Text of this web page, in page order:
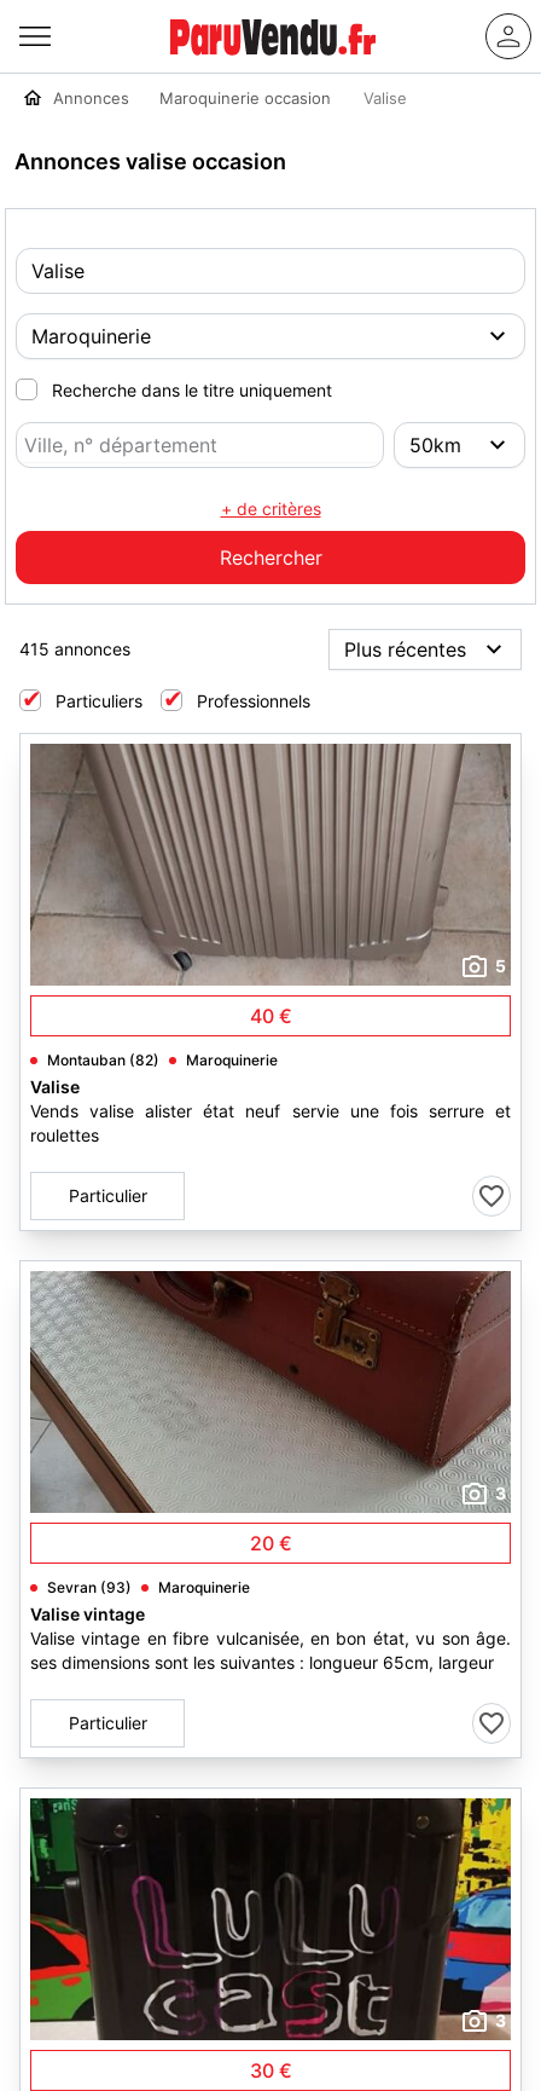
Annonces Maroquinerie occasion Valise
Annonces valise occasion
Recherche dans le titre uniquement
+ de critères
415 annonces
Particuliers Professionnels
5
40 €
Montauban (82) Maroquinerie
Valise
Vends valise alister état neuf servie une fois serrure et
roulettes
Particulier
3
20 €
Sevran (93) Maroquinerie
Valise vintage
Valise vintage en fibre vulcanisée, en bon état, vu son âge.
ses dimensions sont les suivantes : longueur 65cm, largeur
Particulier
3
30 €